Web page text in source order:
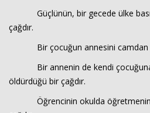
Güçlünün, bir gecede ülke basıp
çağdır.
Bir çocuğun annesini camdan
Bir annenin de kendi çocuğuna
öldürdüğü bir çağdır.
Öğrencinin okulda öğretmenine